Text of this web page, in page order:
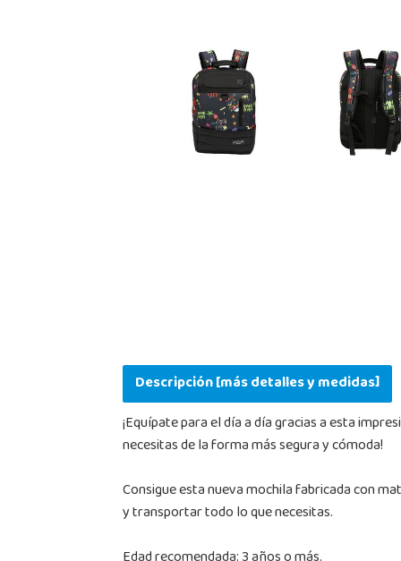
Descripción [más detalles y medidas]
¡Equípate para el día a día gracias a esta
necesitas de la forma más segura y cómoda!
Consigue esta nueva mochila fabricada con
y transportar todo lo que necesitas.